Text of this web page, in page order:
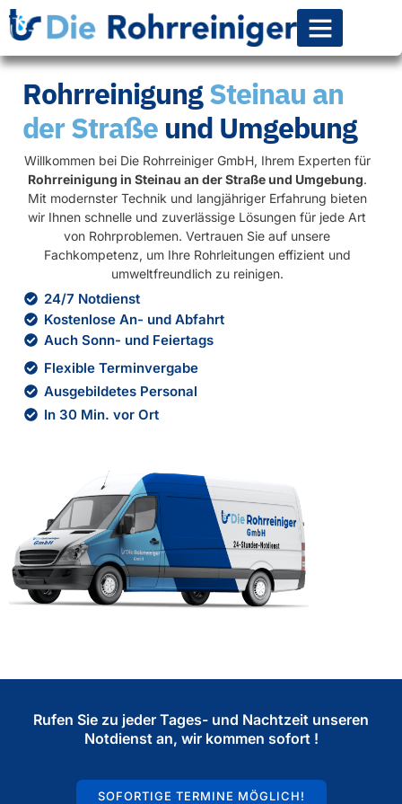
RohrreinigungSteinau an
der Straße und Umgebung
Willkommen bei Die Rohrreiniger GmbH, Ihrem Experten für
Rohrreinigung in Steinau an der Straße und Umgebung.
Mit modernster Technik und langjähriger Erfahrung bieten
wir Ihnen schnelle und zuverlässige Lösungen für jede Art
von Rohrproblemen. Vertrauen Sie auf unsere
Fachkompetenz, um Ihre Rohrleitungen effizient und
umweltfreundlich zu reinigen.
24/7 Notdienst
Kostenlose An- und Abfahrt
Auch Sonn- und Feiertags
Flexible Terminvergabe
Ausgebildetes Personal
In 30 Min. vor Ort
Rufen Sie zu jeder Tages- und Nachtzeit unseren
Notdienst an, wir kommen sofort !
SOFORTIGE TERMINE MÖGLICH!